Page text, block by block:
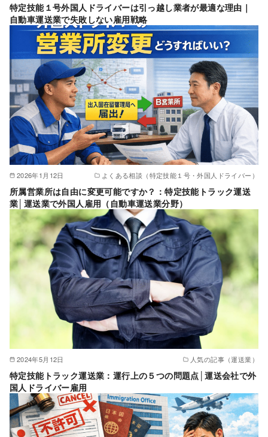
特定技能１号外国人ドライバーは引っ越し業者が最適な理由｜
自動車運送業で失敗しない雇用戦略
2026年1月12日 よくある相談（特定技能１号・外国人ドライバー）
所属営業所は自由に変更可能ですか？：特定技能トラック運送
業│運送業で外国人雇用（自動車運送業分野）
2024年5月12日 人気の記事（運送業）
特定技能トラック運送業：運行上の５つの問題点│運送会社で外
国人ドライバー雇用